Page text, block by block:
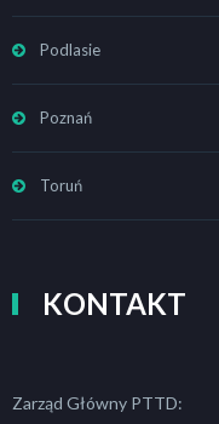
Podlasie
Poznań
Toruń
KONTAKT
Zarząd Główny PTTD: